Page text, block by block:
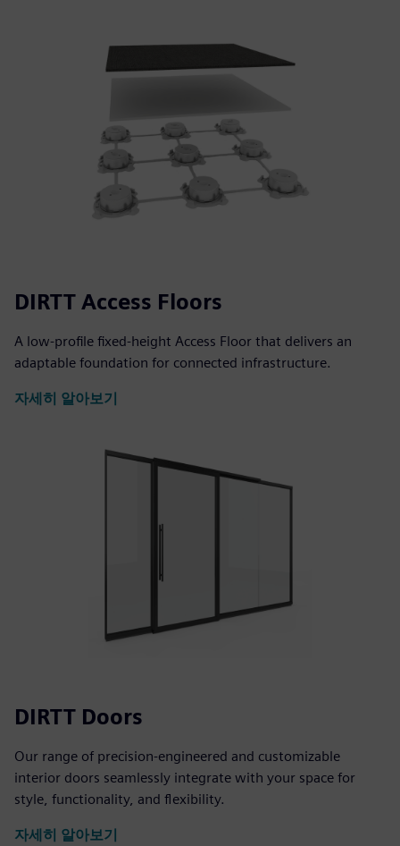
DIRTT Access Floors
A low-profile fixed-height Access Floor that delivers an
adaptable foundation for connected infrastructure.
자세히 알아보기
DIRTT Doors
Our range of precision-engineered and customizable
interior doors seamlessly integrate with your space for
style, functionality, and flexibility.
자세히 알아보기